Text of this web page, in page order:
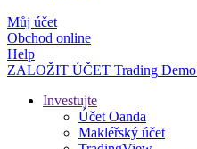
Můj účet
Obchod online
Help
ZALOŽIT ÚČET Trading Demo
Investujte
Účet Oanda
Makléřský účet